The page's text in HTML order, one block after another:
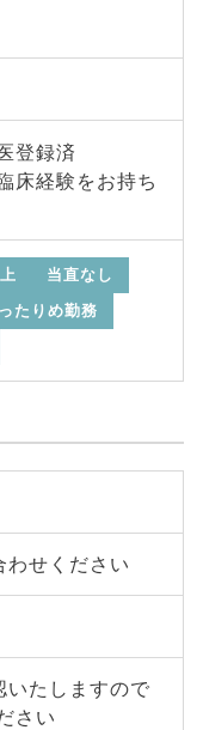
登録済
床経験をお持ち
当直なし
たりめ勤務
わせください
いたしますので
さい